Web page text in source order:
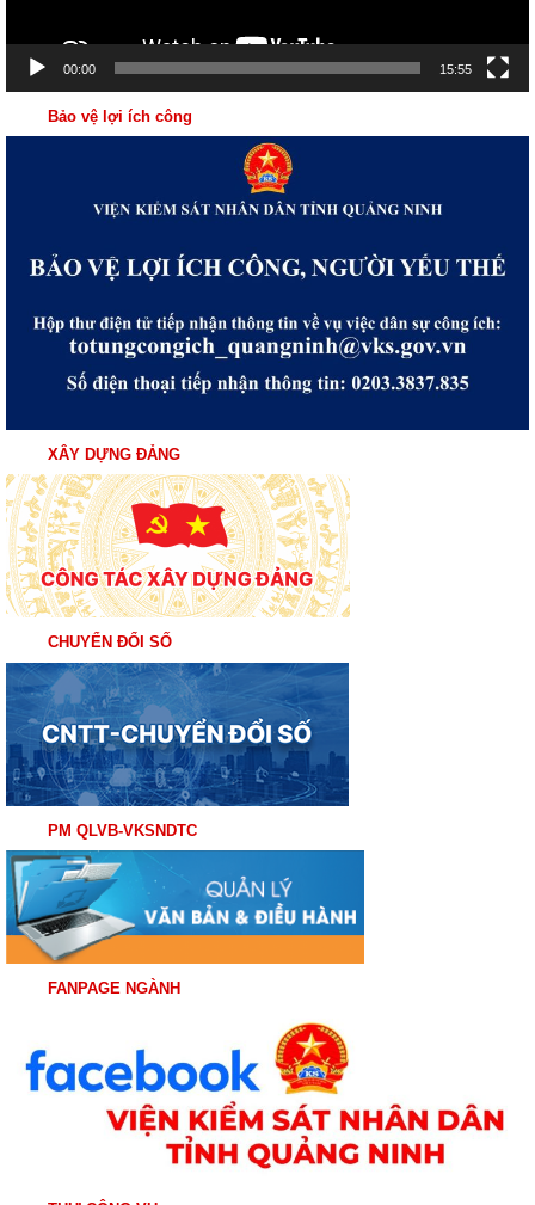
00:00 15:55
Bảo vệ lợi ích công
XÂY DỰNG ĐẢNG
CHUYỂN ĐỔI SỐ
PM QLVB-VKSNDTC
FANPAGE NGÀNH